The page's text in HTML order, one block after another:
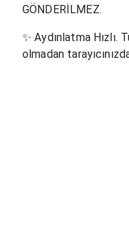
GÖNDERİLMEZ.
✨Aydınlatma Hızlı.
olmadan